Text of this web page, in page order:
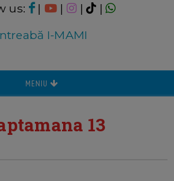
us: | | |
|
I-MAMI
MENIU
13